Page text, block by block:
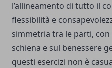
l’allineamento di tutto il
flessibilità e
simmetria tra le parti,
schiena e sul benessere
questi esercizi non è